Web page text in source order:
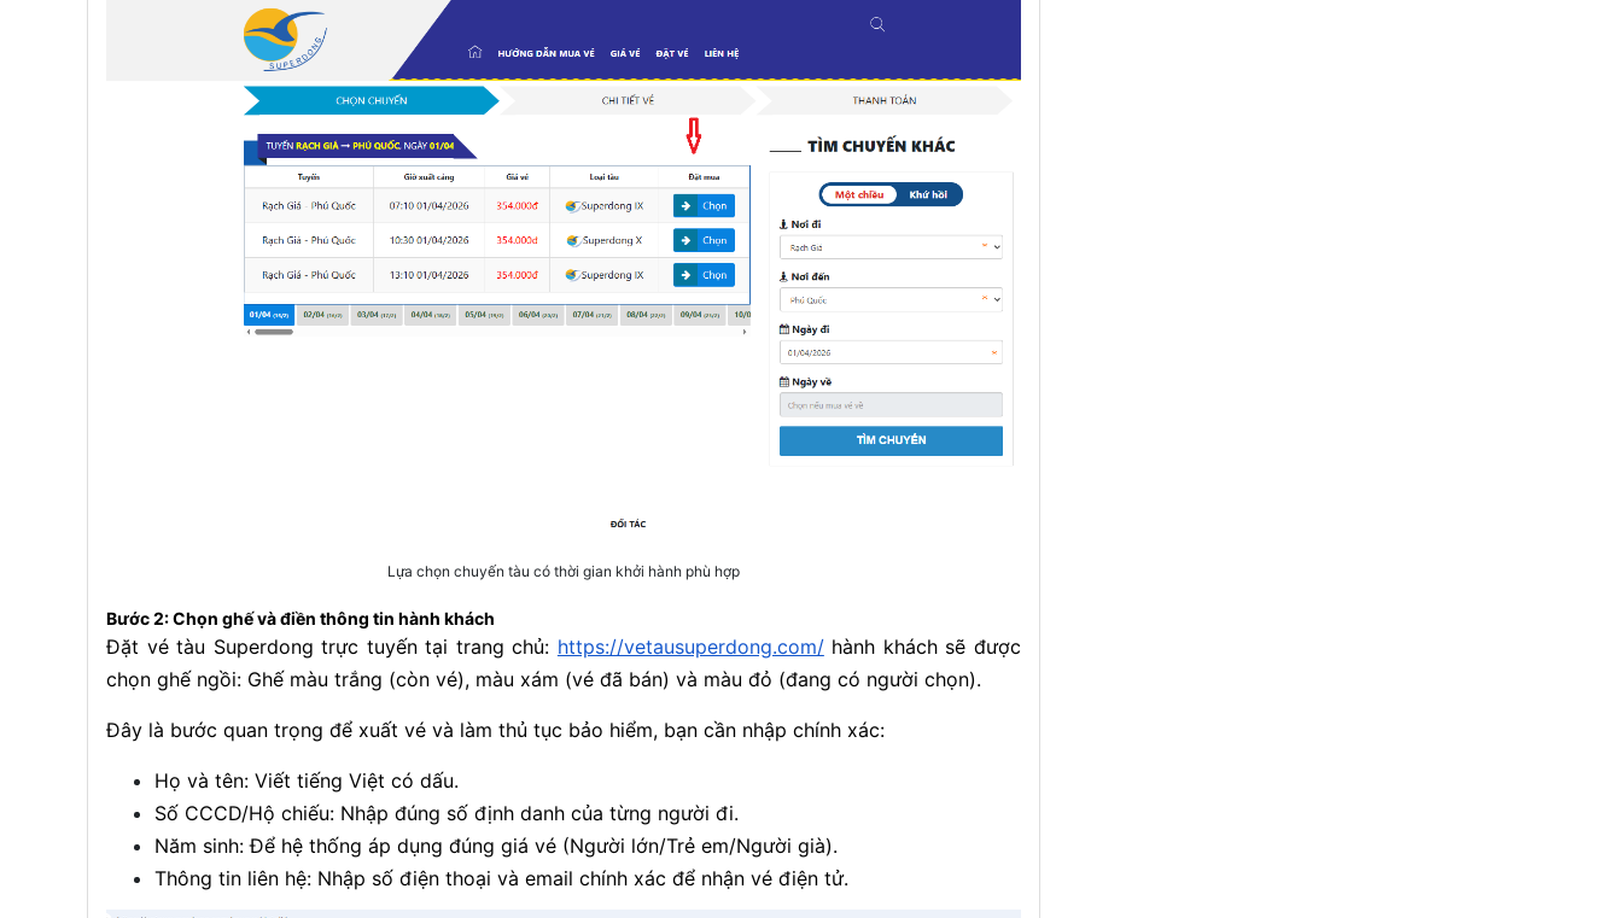
Lựa chọn chuyến tàu có thời gian khởi hành phù hợp
Bước 2: Chọn ghế và điền thông tin hành khách
Đặt vé tàu Superdong trực tuyến tại trang chủ: https://vetausuperdong.com/hành khách sẽ được
chọn ghế ngồi: Ghế màu trắng (còn vé), màu xám (vé đã bán) và màu đỏ (đang có người chọn).
Đây là bước quan trọng để xuất vé và làm thủ tục bảo hiểm, bạn cần nhập chính xác:
Họ và tên: Viết tiếng Việt có dấu.
Số CCCD/Hộ chiếu: Nhập đúng số định danh của từng người đi.
Năm sinh: Để hệ thống áp dụng đúng giá vé (Người lớn/Trẻ em/Người già).
Thông tin liên hệ: Nhập số điện thoại và email chính xác để nhận vé điện tử.